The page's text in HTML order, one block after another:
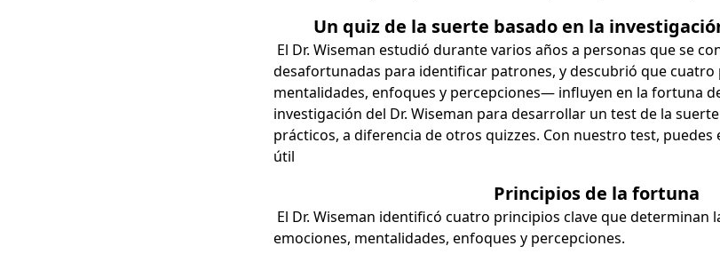
Un quiz de la suerte basado en la
El Dr. Wiseman estudió durante varios años a personas que se
desafortunadas para identificar patrones, y descubrió que
mentalidades, enfoques y percepciones— influyen en la fortuna
investigación del Dr. Wiseman para desarrollar un test de la
prácticos, a diferencia de otros quizzes. Con nuestro test,
útil
Principios de la fortuna
El Dr. Wiseman identificó cuatro principios clave que determinan
emociones, mentalidades, enfoques y percepciones.